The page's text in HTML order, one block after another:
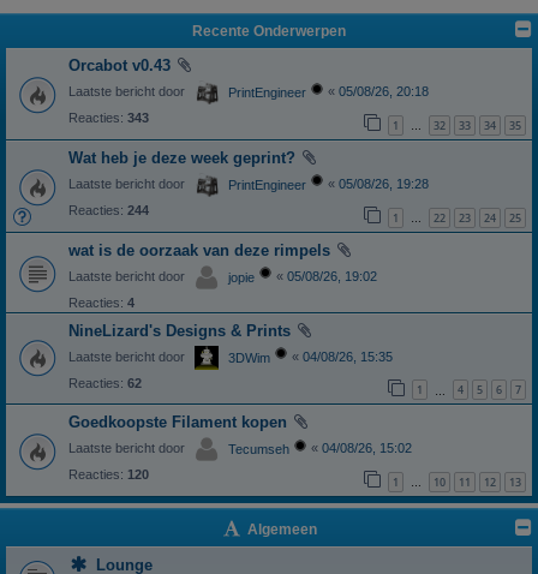
Recente Onderwerpen
Orcabot v0.43
Laatste bericht door PrintEngineer « 05/08/26, 20:18
Reacties: 343 1 … 32 33 34 35
Wat heb je deze week geprint?
Laatste bericht door PrintEngineer « 05/08/26, 19:28
Reacties: 244 1 … 22 23 24 25
wat is de oorzaak van deze rimpels
Laatste bericht door jopie « 05/08/26, 19:02
Reacties: 4
NineLizard's Designs & Prints
Laatste bericht door 3DWim « 04/08/26, 15:35
Reacties: 62 1 4 5 6 7
Goedkoopste Filament kopen
Laatste bericht door Tecumseh « 04/08/26, 15:02
Reacties: 120 1 … 10 11 12 13
Algemeen
Lounge